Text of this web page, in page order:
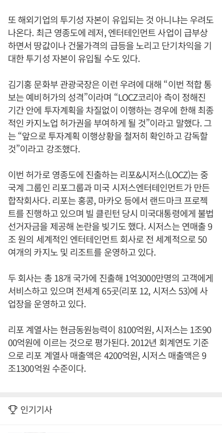
또 해외기업의 투기성 자본이 유입되는 것 아니냐는 우려도
나온다. 최근 영종도에 레저, 엔터테인먼트 사업이 급부상
하면서 땅값이나 건물가격의 급등을 노리고 단기차익을 기
대한 투기성 자본이 유입될 수도 있다.
김기홍 문화부 관광국장은 이런 우려에 대해 “이번 적합 통
보는 예비허가의 성격”이라며 “LOCZ코리아 측이 정해진
기간 안에 투자계획을 차질없이 이행하는 경우에 한해 최종
적인 카지노업 허가권을 부여하게 될 것”이라고 말했다. 그
는 “앞으로 투자계획 이행상황을 철저히 확인하고 감독할
것”이라고 강조했다.
이번 허가로 영종도에 진출하는 리포&시저스(LOCZ)는 중
국계 그룹인 리포그룹과 미국 시저스엔터테인먼트가 만든
합작회사다. 리포는 홍콩, 마카오 등에서 랜드마크 프로젝
트를 진행하고 있으며 빌 클린턴 당시 미국대통령에게 불법
선거자금을 제공해 논란을 빚기도 했다. 시저스는 연매출 9
조 원의 세계적인 엔터테인먼트 회사로 전 세계적으로 50
여개의 카지노 및 리조트를 운영하고 있다.
두 회사는 총 18개 국가에 진출해 1억3000만명의 고객에게
서비스하고 있으며 전세계 65곳(리포 12, 시저스 53)에 사
업장을 운영하고 있다.
리포 계열사는 현금동원능력이 8100억원, 시저스는 1조90
00억원에 이르는 것으로 평가된다. 2012년 회계연도 기준
으로 리포 계열사 매출액은 4200억원, 시저스 매출액은 9
조1300억원 수준이다.
인기기사